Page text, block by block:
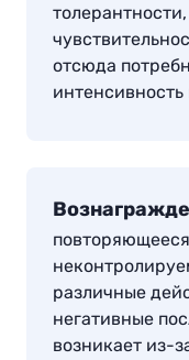
отсюда
различные
негативные
возникает из-